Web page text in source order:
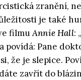
zranění,
je také
filmuAnnie Hall:
povídá: Pane
že je slepice.
zavřít do